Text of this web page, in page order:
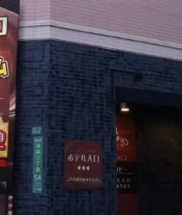
コ
ン
テ
ン
ツ
へ
移
動